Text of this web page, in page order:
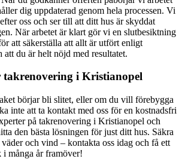
dig uppdaterad genom hela processen. Vi
oss och ser till att ditt hus är skyddat
När arbetet är klart gör vi en slutbesiktning
att säkerställa att allt är utfört enligt
att du är helt nöjd med resultatet.
takrenovering i Kristianopel
börjar bli slitet, eller om du vill förebygga
inte att ta kontakt med oss för en kostnadsfri
på takrenovering i Kristianopel och
den bästa lösningen för just ditt hus. Säkra
och vind – kontakta oss idag och få ett
många år framöver!